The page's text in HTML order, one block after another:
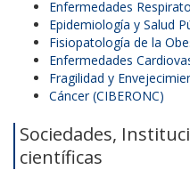
Enfermedades
Epidemiología y Salud
Fisiopatología de la
Enfermedades
Fragilidad y
Cáncer (CIBERONC)
Sociedades,
científicas